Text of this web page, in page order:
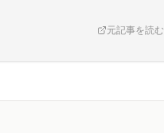
元記事を読む